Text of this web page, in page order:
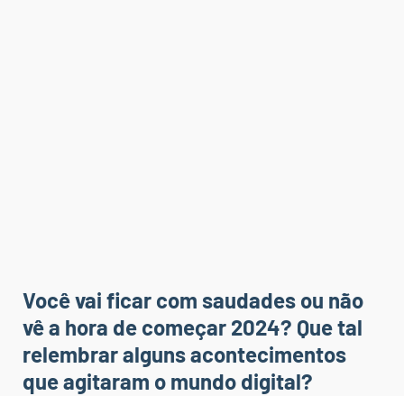
Você vai ficar com saudades ou não
vê a hora de começar 2024? Que tal
relembrar alguns acontecimentos
que agitaram o mundo digital?